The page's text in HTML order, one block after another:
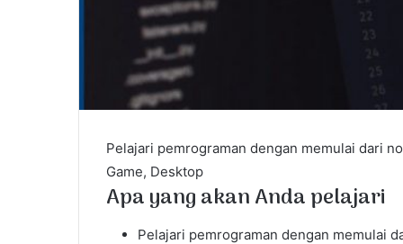
Pelajari pemrograman dengan memulai dari
Game, Desktop
Apa yang akan Anda pelajari
Pelajari pemrograman dengan memulai